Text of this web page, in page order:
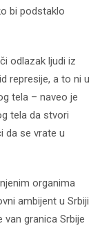
bi podstaklo
odlazak ljudi iz
represije, a to ni u
tela – naveo je
tela da stvori
da se vrate u
organima
ambijent u Srbiji
granica Srbije